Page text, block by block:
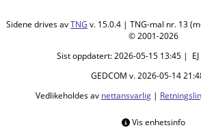
Sidene drives avTNG v. 15.0.4 | TNG-mal nr. 13
© 2001-2026
Sist oppdatert: 2026-05-15 13:45 | EJ
GEDCOM v. 2026-05-14
Vedlikeholdes av nettansvarlig |
Vis enhetsinfo